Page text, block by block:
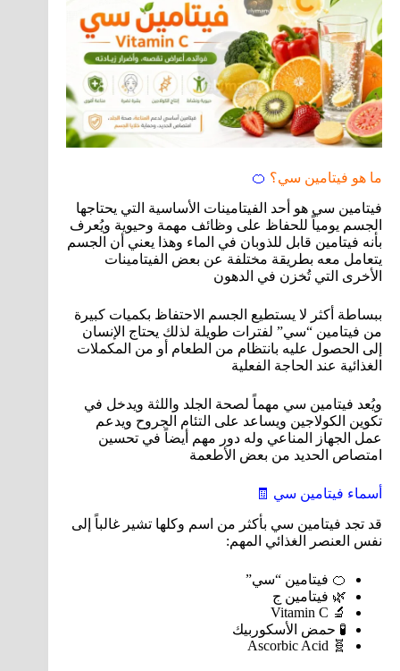
ما هو فيتامين سي؟ 🍊
فيتامين سي هو أحد الفيتامينات الأساسية التي يحتاجها
الجسم يومياً للحفاظ على وظائف مهمة وحيوية ويُعرف
بأنه فيتامين قابل للذوبان في الماء وهذا يعني أن الجسم
يتعامل معه بطريقة مختلفة عن بعض الفيتامينات
الأخرى التي تُخزن في الدهون
ببساطة أكثر لا يستطيع الجسم الاحتفاظ بكميات كبيرة
من فيتامين “سي” لفترات طويلة لذلك يحتاج الإنسان
إلى الحصول عليه بانتظام من الطعام أو من المكملات
الغذائية عند الحاجة الفعلية
ويُعد فيتامين سي مهماً لصحة الجلد واللثة ويدخل في
تكوين الكولاجين ويساعد على التئام الجروح ويدعم
عمل الجهاز المناعي وله دور مهم أيضاً في تحسين
امتصاص الحديد من بعض الأطعمة
أسماء فيتامين سي 🧾
قد تجد فيتامين سي بأكثر من اسم وكلها تشير غالباً إلى
نفس العنصر الغذائي المهم:
🍊 فيتامين “سي”
🌿 فيتامين ج
🔬 Vitamin C
🧪 حمض الأسكوربيك
🧬 Ascorbic Acid